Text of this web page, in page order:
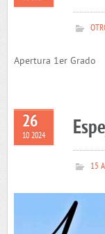
Apertura 1er Grado
26
10 2024
15